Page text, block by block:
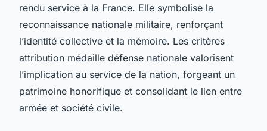
rendu service à la France. Elle symbolise la
reconnaissance nationale militaire, renforçant
l’identité collective et la mémoire. Les critères
attribution médaille défense nationale valorisent
l’implication au service de la nation, forgeant un
patrimoine honorifique et consolidant le lien entre
armée et société civile.